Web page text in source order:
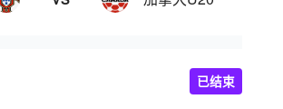
已结束